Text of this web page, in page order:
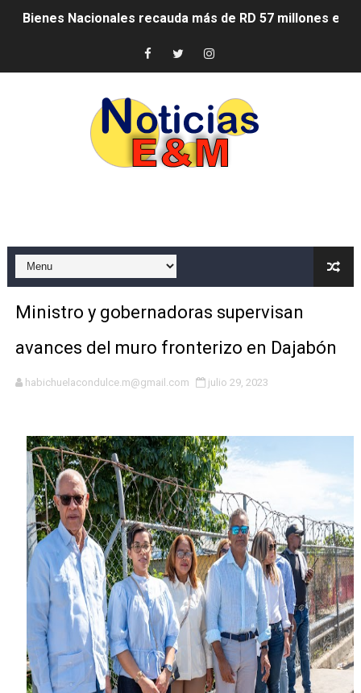
El magistrado Henry Molina decidió no seguir en la
​Domingo Plácido critica la situación económica y
Graduación XII Promoción Servicio Militar Voluntario
CESDN urge fortalecer el sistema eléctrico ante
Juramentan a Angelina Biviana Riveiro como nueva
DIGEIG y Liga Municipal Dominicana impulsan metas
Tribunal Superior Administrativo anula permisos
JCE flexibiliza renovación de cédula: adiós al orden
Restaurante Amigos es reconocido por sus cuatro
Banco Popular escala 17 posiciones en los mil
SNS y el SRSO actualizan Manual de Comunicación
Ministro y gobernadoras supervisan
avances del muro fronterizo en Dajabón
habichuelacondulce.m@gmail.com julio 29, 2023